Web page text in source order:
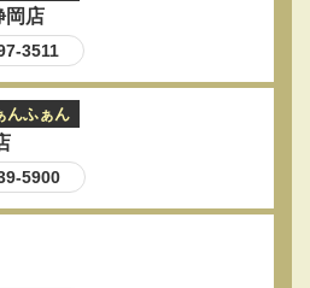
岡店
3511
んふぁん
5900